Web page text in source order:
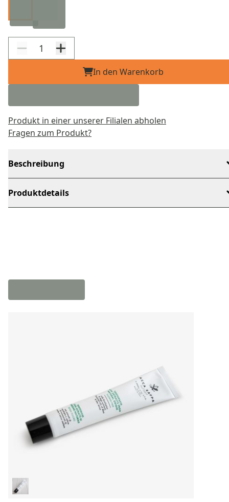
In den Warenkorb
Produkt in einer unserer Filialen abholen
Fragen zum Produkt?
Beschreibung
Produktdetails